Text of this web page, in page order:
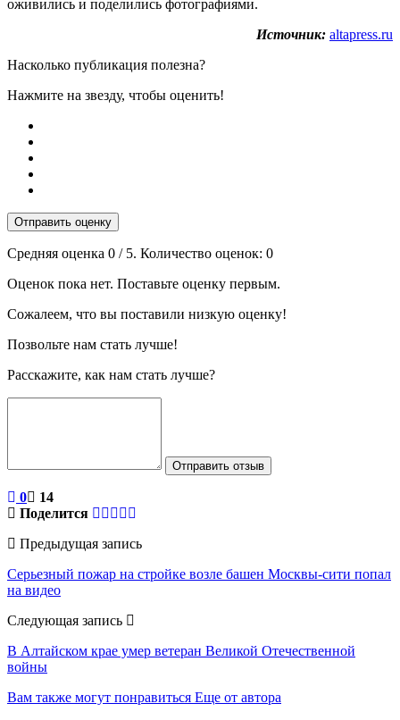
оживились и поделились фотографиями.
Источник: altapress.ru
Насколько публикация полезна?
Нажмите на звезду, чтобы оценить!
Отправить оценку
Средняя оценка 0 / 5. Количество оценок: 0
Оценок пока нет. Поставьте оценку первым.
Сожалеем, что вы поставили низкую оценку!
Позвольте нам стать лучше!
Расскажите, как нам стать лучше?
Отправить отзыв
0
14
Поделится
Предыдущая запись
Серьезный пожар на стройке возле башен Москвы-сити попал
на видео
Следующая запись
В Алтайском крае умер ветеран Великой Отечественной
войны
Вам также могут понравиться Еще от автора